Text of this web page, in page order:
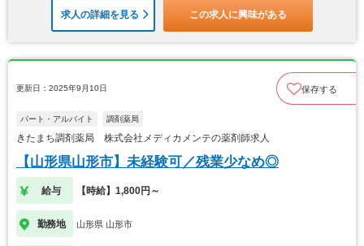
求人の詳細を見る この求人に興味がある
更新日：2025年9月10日 保存する
パート・アルバイト 調剤薬局
きたまち調剤薬局 株式会社メディカメンテの薬剤師求人
【山形県山形市】未経験可／残業少なめ◎
給与 【時給】1,800円～
勤務地 山形県 山形市